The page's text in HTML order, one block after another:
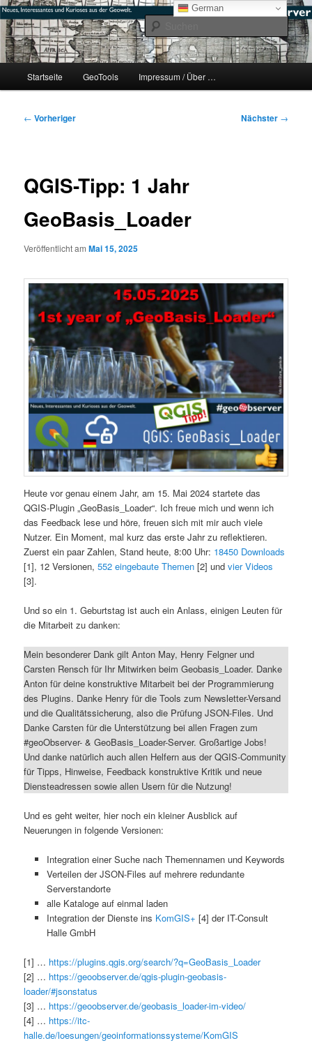
Zum
primären
Inhalt
springen#geoObserver
mikeE's GeoBlog
Startseite GeoTools Impressum / Über …
Beitragsnavigation
← Vorheriger Nächster →
QGIS-Tipp: 1 Jahr
GeoBasis_Loader
Veröffentlicht amMai 15, 2025
Heute vor genau einem Jahr, am 15. Mai 2024 startete das
QGIS-Plugin „GeoBasis_Loader“. Ich freue mich und wenn ich
das Feedback lese und höre, freuen sich mit mir auch viele
Nutzer. Ein Moment, mal kurz das erste Jahr zu reflektieren.
Zuerst ein paar Zahlen, Stand heute, 8:00 Uhr: 18450 Downloads
[1], 12 Versionen,552 eingebaute Themen [2] undvier Videos
[3].
Und so ein 1. Geburtstag ist auch ein Anlass, einigen Leuten für
die Mitarbeit zu danken:
Mein besonderer Dank gilt Anton May, Henry Felgner und
Carsten Rensch für Ihr Mitwirken beim Geobasis_Loader. Danke
Anton für deine konstruktive Mitarbeit bei der Programmierung
des Plugins. Danke Henry für die Tools zum Newsletter-Versand
und die Qualitätssicherung, also die Prüfung JSON-Files. Und
Danke Carsten für die Unterstützung bei allen Fragen zum
#geoObserver- & GeoBasis_Loader-Server. Großartige Jobs!
Und danke natürlich auch allen Helfern aus der QGIS-Community
für Tipps, Hinweise, Feedback konstruktive Kritik und neue
Diensteadressen sowie allen Usern für die Nutzung!
Und es geht weiter, hier noch ein kleiner Ausblick auf
Neuerungen in folgende Versionen:
Integration einer Suche nach Themennamen und Keywords
Verteilen der JSON-Files auf mehrere redundante
Serverstandorte
alle Kataloge auf einmal laden
Integration der Dienste ins KomGIS+ [4] der IT-Consult
Halle GmbH
[1] … https://plugins.qgis.org/search/?q=GeoBasis_Loader
[2] … https://geoobserver.de/qgis-plugin-geobasis-
loader/#jsonstatus
[3] … https://geoobserver.de/geobasis_loader-im-video/
[4] … https://itc-
halle.de/loesungen/geoinformationssysteme/KomGIS
German